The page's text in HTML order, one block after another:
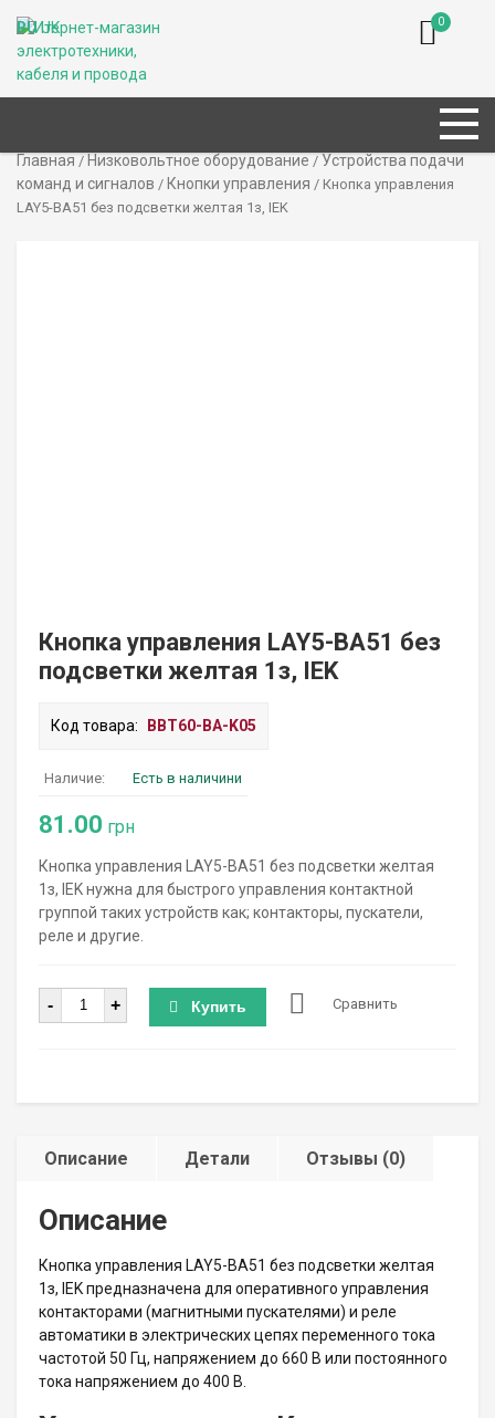
0
Главная / Низковольтное оборудование / Устройства подачи
команд и сигналов / Кнопки управления / Кнопка управления
LAY5-BA51 без подсветки желтая 1з, IEK
Кнопка управления LAY5-BA51 без
подсветки желтая 1з, IEK
Код товара: BBT60-BA-K05
Наличие: Есть в наличини
81.00 грн
Кнопка управления LAY5-BA51 без подсветки желтая
1з, IEK нужна для быстрого управления контактной
группой таких устройств как; контакторы, пускатели,
реле и другие.
Количество
- + Купить Сравнить
Описание Детали Отзывы (0)
Описание
Кнопка управления LAY5-BA51 без подсветки желтая
1з, IEK предназначена для оперативного управления
контакторами (магнитными пускателями) и реле
автоматики в электрических цепях переменного тока
частотой 50 Гц, напряжением до 660 В или постоянного
тока напряжением до 400 В.
RUUK